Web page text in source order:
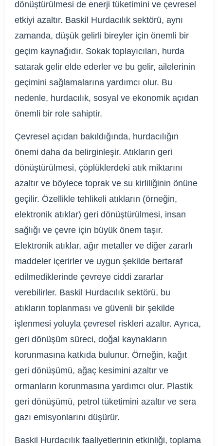
dönüştürülmesi de enerji tüketimini ve çevresel
etkiyi azaltır. Baskil Hurdacılık sektörü, aynı
zamanda, düşük gelirli bireyler için önemli bir
geçim kaynağıdır. Sokak toplayıcıları, hurda
satarak gelir elde ederler ve bu gelir, ailelerinin
geçimini sağlamalarına yardımcı olur. Bu
nedenle, hurdacılık, sosyal ve ekonomik açıdan
önemli bir role sahiptir.
Çevresel açıdan bakıldığında, hurdacılığın
önemi daha da belirginleşir. Atıkların geri
dönüştürülmesi, çöplüklerdeki atık miktarını
azaltır ve böylece toprak ve su kirliliğinin önüne
geçilir. Özellikle tehlikeli atıkların (örneğin,
elektronik atıklar) geri dönüştürülmesi, insan
sağlığı ve çevre için büyük önem taşır.
Elektronik atıklar, ağır metaller ve diğer zararlı
maddeler içerirler ve uygun şekilde bertaraf
edilmediklerinde çevreye ciddi zararlar
verebilirler. Baskil Hurdacılık sektörü, bu
atıkların toplanması ve güvenli bir şekilde
işlenmesi yoluyla çevresel riskleri azaltır. Ayrıca,
geri dönüşüm süreci, doğal kaynakların
korunmasına katkıda bulunur. Örneğin, kağıt
geri dönüşümü, ağaç kesimini azaltır ve
ormanların korunmasına yardımcı olur. Plastik
geri dönüşümü, petrol tüketimini azaltır ve sera
gazı emisyonlarını düşürür.
Baskil Hurdacılık faaliyetlerinin etkinliği, toplama